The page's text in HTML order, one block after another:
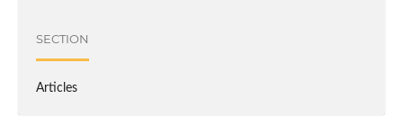
SECTION
Articles